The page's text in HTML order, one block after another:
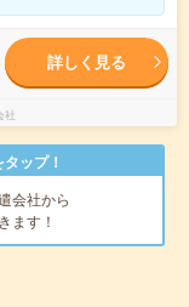
詳しく見る
社
ップ！
会社から
ます！